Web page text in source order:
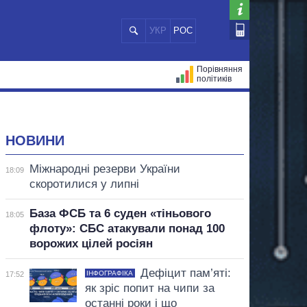
УКР РОС
Порівняння
політиків
НОВИНИ
18:09
Міжнародні резерви України
скоротилися у липні
18:05
База ФСБ та 6 суден «тіньового
флоту»: СБС атакували понад 100
ворожих цілей росіян
17:52 ІНФОГРАФІКА
Дефіцит пам’яті:
як зріс попит на чипи за
останні роки і що